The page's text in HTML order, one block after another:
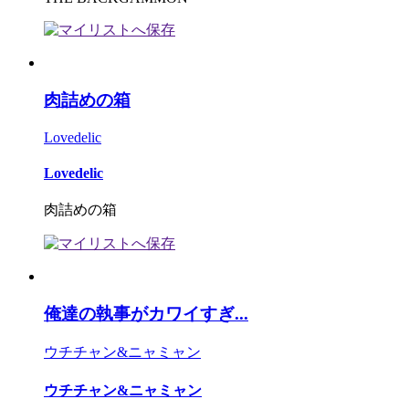
肉詰めの箱
Lovedelic
Lovedelic
肉詰めの箱
俺達の執事がカワイすぎ...
ウチチャン&ニャミャン
ウチチャン&ニャミャン